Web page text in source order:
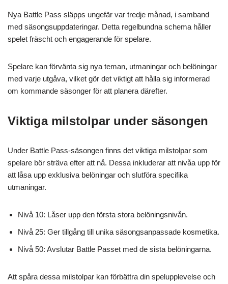
Nya Battle Pass släpps ungefär var tredje månad, i samband
med säsongsuppdateringar. Detta regelbundna schema håller
spelet fräscht och engagerande för spelare.
Spelare kan förvänta sig nya teman, utmaningar och belöningar
med varje utgåva, vilket gör det viktigt att hålla sig informerad
om kommande säsonger för att planera därefter.
Viktiga milstolpar under säsongen
Under Battle Pass-säsongen finns det viktiga milstolpar som
spelare bör sträva efter att nå. Dessa inkluderar att nivåa upp för
att låsa upp exklusiva belöningar och slutföra specifika
utmaningar.
Nivå 10: Låser upp den första stora belöningsnivån.
Nivå 25: Ger tillgång till unika säsongsanpassade kosmetika.
Nivå 50: Avslutar Battle Passet med de sista belöningarna.
Att spåra dessa milstolpar kan förbättra din spelupplevelse och